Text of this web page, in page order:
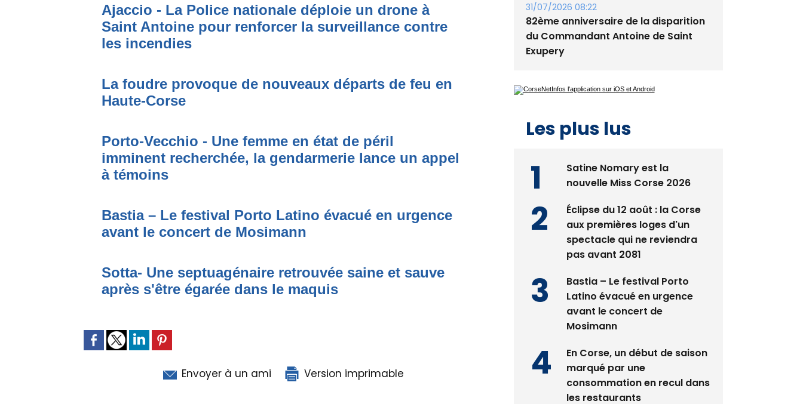
Ajaccio - La Police nationale déploie un drone à
Saint Antoine pour renforcer la surveillance contre
les incendies
La foudre provoque de nouveaux départs de feu en
Haute-Corse
Porto-Vecchio - Une femme en état de péril
imminent recherchée, la gendarmerie lance un appel
à témoins
Bastia – Le festival Porto Latino évacué en urgence
avant le concert de Mosimann
Sotta- Une septuagénaire retrouvée saine et sauve
après s'être égarée dans le maquis
Envoyer à un ami Version imprimable
31/07/2026 08:22
82ème anniversaire de la disparition
du Commandant Antoine de Saint
Exupery
Les plus lus
Satine Nomary est la
nouvelle Miss Corse 2026
Éclipse du 12 août : la Corse
aux premières loges d'un
spectacle qui ne reviendra
pas avant 2081
Bastia – Le festival Porto
Latino évacué en urgence
avant le concert de
Mosimann
En Corse, un début de saison
marqué par une
consommation en recul dans
les restaurants